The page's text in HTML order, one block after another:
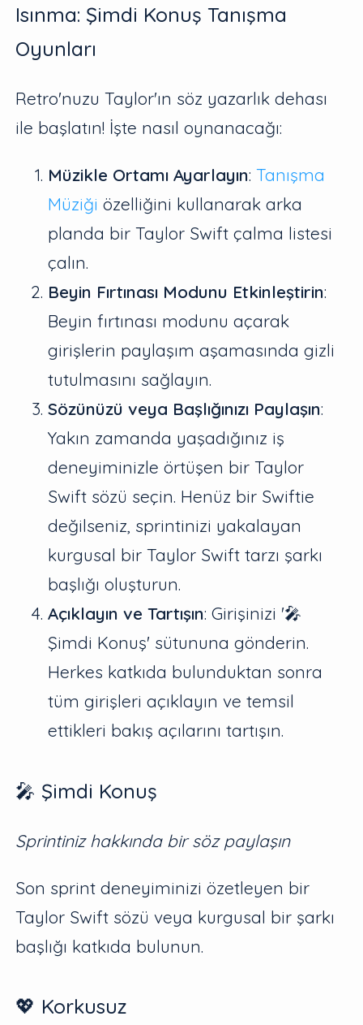
Isınma: Şimdi Konuş Tanışma
Oyunları
Retro'nuzu Taylor'ın söz yazarlık dehası
ile başlatın! İşte nasıl oynanacağı:
Müzikle Ortamı Ayarlayın:Tanışma
Müziği özelliğini kullanarak arka
planda bir Taylor Swift çalma listesi
çalın.
Beyin Fırtınası Modunu Etkinleştirin:
Beyin fırtınası modunu açarak
girişlerin paylaşım aşamasında gizli
tutulmasını sağlayın.
Sözünüzü veya Başlığınızı Paylaşın:
Yakın zamanda yaşadığınız iş
deneyiminizle örtüşen bir Taylor
Swift sözü seçin. Henüz bir Swiftie
değilseniz, sprintinizi yakalayan
kurgusal bir Taylor Swift tarzı şarkı
başlığı oluşturun.
Açıklayın ve Tartışın: Girişinizi '🎤
Şimdi Konuş' sütununa gönderin.
Herkes katkıda bulunduktan sonra
tüm girişleri açıklayın ve temsil
ettikleri bakış açılarını tartışın.
🎤 Şimdi Konuş
Sprintiniz hakkında bir söz paylaşın
Son sprint deneyiminizi özetleyen bir
Taylor Swift sözü veya kurgusal bir şarkı
başlığı katkıda bulunun.
💖 Korkusuz